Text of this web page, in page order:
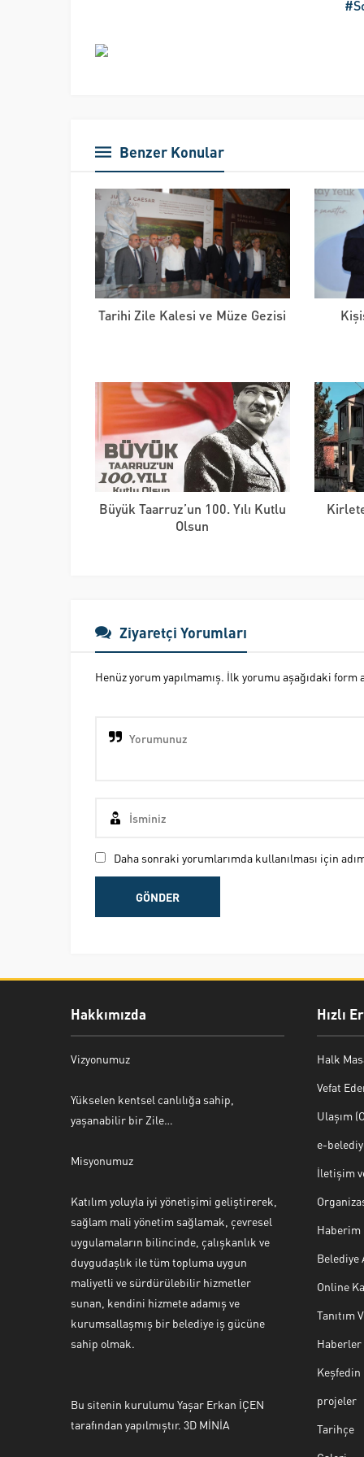
Benzer Konular
Tarihi Zile Kalesi ve Müze Gezisi
Büyük Taarruz’un 100. Yılı Kutlu
Olsun
Ziyaretçi Yorumları
Henüz yorum yapılmamış. İlk yorumu aşağıdaki form
Daha sonraki yorumlarımda kullanılması için
Hakkımızda
Vizyonumuz
Yükselen kentsel canlılığa sahip,
yaşanabilir bir Zile…
Misyonumuz
Katılım yoluyla iyi yönetişimi geliştirerek,
sağlam mali yönetim sağlamak, çevresel
uygulamaların bilincinde, çalışkanlık ve
duygudaşlık ile tüm topluma uygun
maliyetli ve sürdürülebilir hizmetler
sunan, kendini hizmete adamış ve
kurumsallaşmış bir belediye iş gücüne
sahip olmak.
Bu sitenin kurulumu Yaşar Erkan İÇEN
tarafından yapılmıştır. 3D MİNİA
Hızlı
Halk
Vefat
Ulaşım
e-
İletişim
Haberim
Belediye
Online
Tanıtım
Haberler
Keşfedin
projeler
Tarihçe
Cevap Yaz